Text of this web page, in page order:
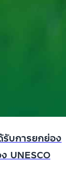
รับการยกย่อง
UNESCO